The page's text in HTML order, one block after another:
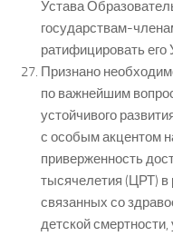
Устава
государствам-
ратифицировать его
Признано
по важнейшим
устойчивого
с особым акцентом
приверженность
тысячелетия (ЦРТ) в
связанных со
детской